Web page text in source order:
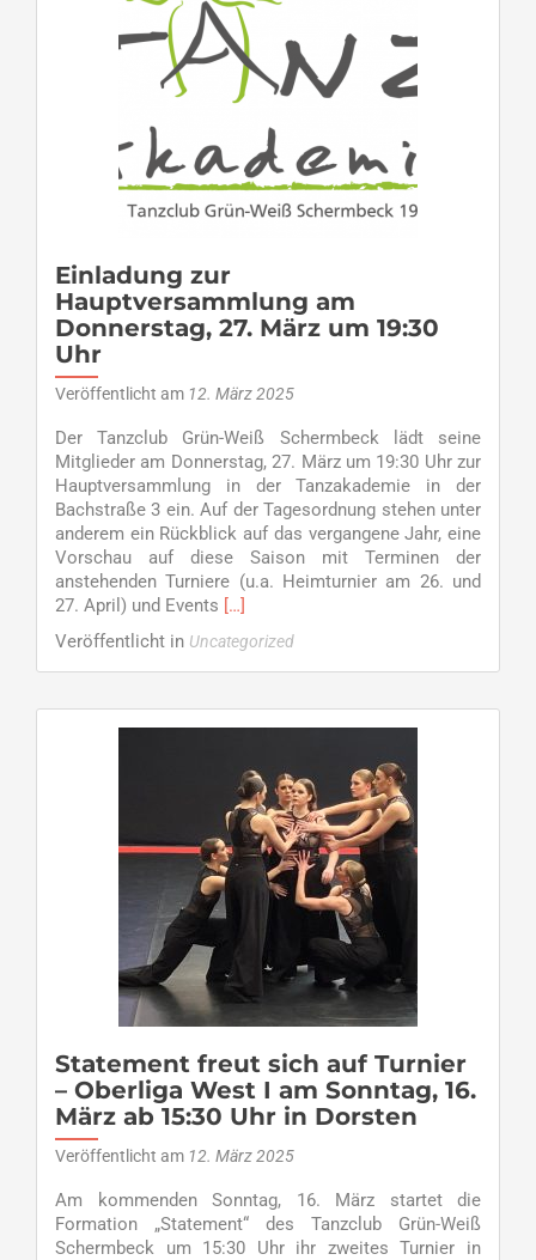
dreiteiliger
Tanz-
Workshop
Donnerstag,
April
19:30
Uhr
Einladung zur
Hauptversammlung am
Donnerstag, 27. März um 19:30
Uhr
Veröffentlicht am 12. März 2025
Der Tanzclub Grün-Weiß Schermbeck lädt seine
Mitglieder am Donnerstag, 27. März um 19:30 Uhr zur
Hauptversammlung in der Tanzakademie in der
Bachstraße 3 ein. Auf der Tagesordnung stehen unter
anderem ein Rückblick auf das vergangene Jahr, eine
Vorschau auf diese Saison mit Terminen der
anstehenden Turniere (u.a. Heimturnier am 26. und
27. April) und Events Read
about
Einladung
Hauptversammlung
Donnerstag,
27.
März
um
19:30
Uhr
[…]
Veröffentlicht in Uncategorized
Statement freut sich auf Turnier
– Oberliga West I am Sonntag, 16.
März ab 15:30 Uhr in Dorsten
Veröffentlicht am 12. März 2025
Am kommenden Sonntag, 16. März startet die
Formation „Statement“ des Tanzclub Grün-Weiß
Schermbeck um 15:30 Uhr ihr zweites Turnier in